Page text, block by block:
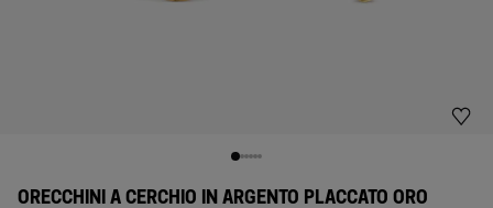
ORECCHINI A CERCHIO IN ARGENTO PLACCATO ORO